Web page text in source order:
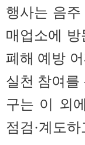
행사는 음
매업소에
폐해 예방
실천 참여를
구는 이 외
점검·계도